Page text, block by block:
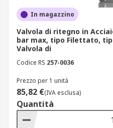
In magazzino
Valvola di ritegno in
bar max, tipo Filettato,
Valvola di
Codice RS 257-0036
Prezzo per 1 unità
85,82 €(IVA esclusa)
Quantità